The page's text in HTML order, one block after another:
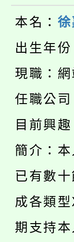
半
者。
份教
大
份教
淨
115
程
「
場熱
8/21
徵
局
8月
開!
115
田
桃
視
大
本名：
出生年
現職：
任職公司
目前興
簡介：
已有數
成各類
期支持